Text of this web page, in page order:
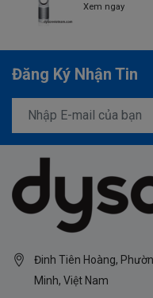
Xem ngay
Đăng Ký Nhận Tin
Đinh Tiên Hoàng,
Minh, Việt Nam